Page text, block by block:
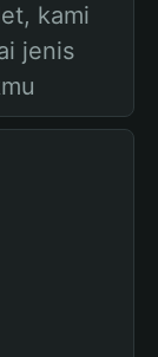
kami
jenis